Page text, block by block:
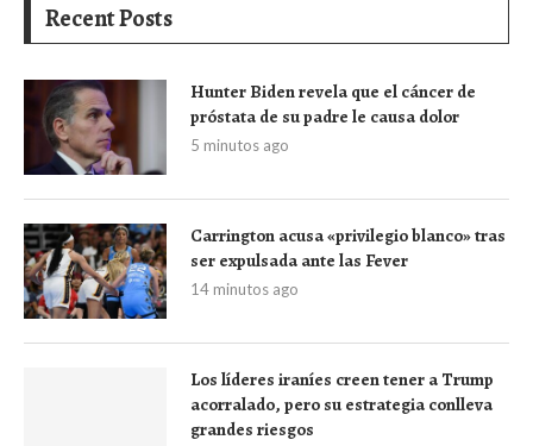
Recent Posts
Hunter Biden revela que el cáncer de
próstata de su padre le causa dolor
5 minutos ago
Carrington acusa «privilegio blanco» tras
ser expulsada ante las Fever
14 minutos ago
Los líderes iraníes creen tener a Trump
acorralado, pero su estrategia conlleva
grandes riesgos